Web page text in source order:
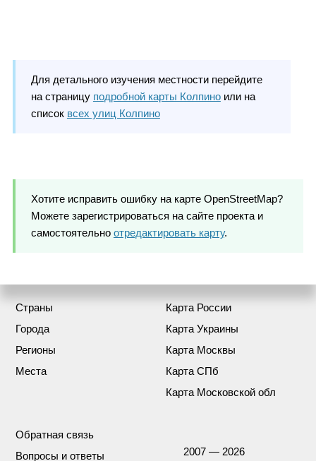
Для детального изучения местности перейдите
на страницу подробной карты Колпиноили на
список всех улиц Колпино
Хотите исправить ошибку на карте OpenStreetMap?
Можете зарегистрироваться на сайте проекта и
самостоятельно отредактировать карту.
Страны
Города
Регионы
Места
Карта России
Карта Украины
Карта Москвы
Карта СПб
Карта Московской обл
Обратная связь
Вопросы и ответы
2007 — 2026